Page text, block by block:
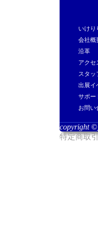
いけり
会社概
沿革
アクセ
スタッ
出展イ
サポー
お問い
copyright ©
特定商取